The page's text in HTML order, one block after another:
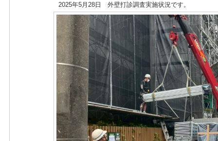
2025年5月28日 外壁打診調査実施状況です。